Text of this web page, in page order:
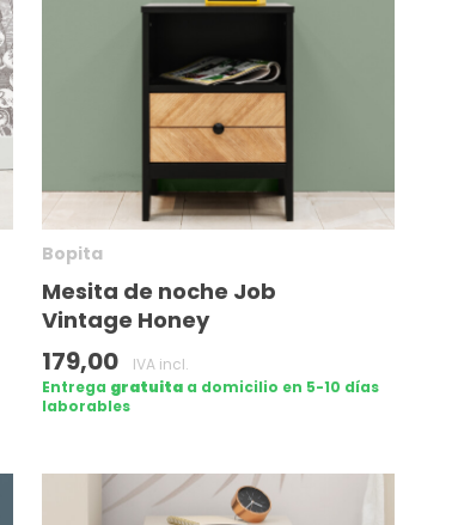
Bopita
Mesita de noche Job
Vintage Honey
179,00
IVA incl.
Entrega gratuita a domicilio en 5-10 días
laborables